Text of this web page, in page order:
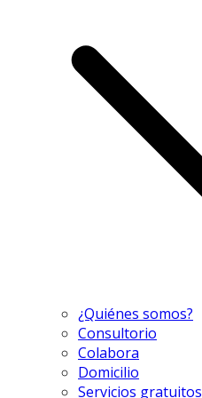
¿Quiénes somos?
Consultorio
Colabora
Domicilio
Servicios gratuitos